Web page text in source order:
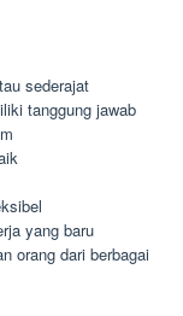
sederajat
tanggung jawab
yang baru
orang dari berbagai